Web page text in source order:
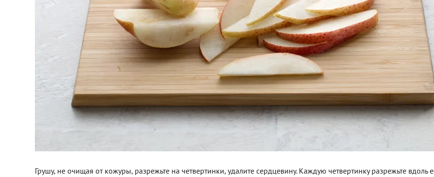
Грушу, не очищая от кожуры, разрежьте на четвертинки, удалите сердцевину. Каждую четвертинку разрежьте вдоль